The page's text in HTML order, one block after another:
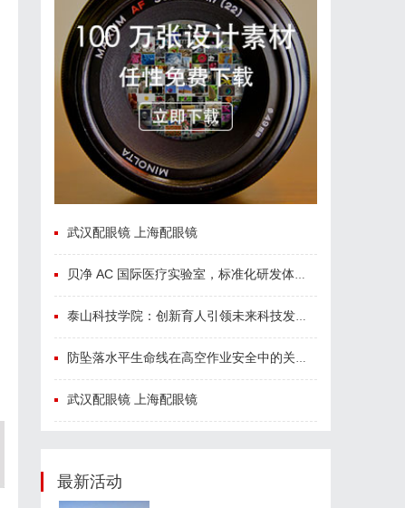
武汉配眼镜 上海配眼镜
贝净 AC 国际医疗实验室，标准化研发体系全解析
泰山科技学院：创新育人引领未来科技发展新高地
防坠落水平生命线在高空作业安全中的关键作用与应用解析
武汉配眼镜 上海配眼镜
最新活动